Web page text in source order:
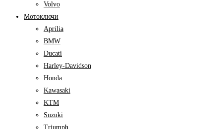
Volvo
Мотоключи
Aprilia
BMW
Ducati
Harley-Davidson
Honda
Kawasaki
KTM
Suzuki
Triumph